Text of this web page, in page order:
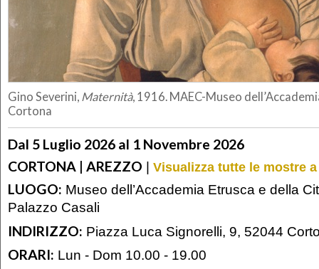
Gino Severini, Maternità, 1916. MAEC-Museo
Cortona
Dal 5 Luglio 2026 al 1 Novembre 2026
CORTONA | AREZZO | Visualizza tutte le mostre a
LUOGO: Museo dell’Accademia Etrusca e della
Palazzo Casali
INDIRIZZO: Piazza Luca Signorelli, 9, 52044
ORARI: Lun - Dom 10.00 - 19.00